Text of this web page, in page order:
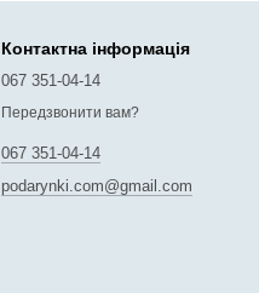
Контактна інформація
067 351-04-14
Передзвонити вам?
067 351-04-14
podarynki.com@gmail.com